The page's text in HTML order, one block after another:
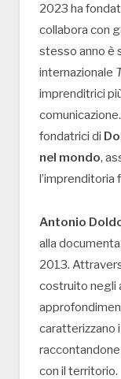
2023 ha
collabora con
stesso anno è
internazionale
imprenditrici
fondatrici di
nel mondo,
l’imprenditoria
Antonio
alla
2013.
costruito negli
caratterizzano
con il territorio.